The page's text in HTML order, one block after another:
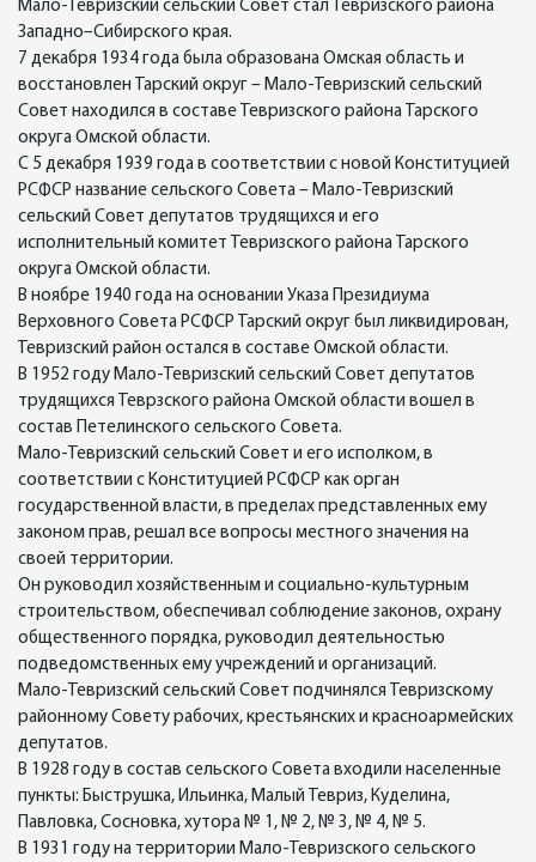
Мало-Тевризский сельский Совет стал Тевризского района
Западно–Сибирского края.
7 декабря 1934 года была образована Омская область и
восстановлен Тарский округ – Мало-Тевризский сельский
Совет находился в составе Тевризского района Тарского
округа Омской области.
С 5 декабря 1939 года в соответствии с новой Конституцией
РСФСР название сельского Совета – Мало-Тевризский
сельский Совет депутатов трудящихся и его
исполнительный комитет Тевризского района Тарского
округа Омской области.
В ноябре 1940 года на основании Указа Президиума
Верховного Совета РСФСР Тарский округ был ликвидирован,
Тевризский район остался в составе Омской области.
В 1952 году Мало-Тевризский сельский Совет депутатов
трудящихся Теврзского района Омской области вошел в
состав Петелинского сельского Совета.
Мало-Тевризский сельский Совет и его исполком, в
соответствии с Конституцией РСФСР как орган
государственной власти, в пределах представленных ему
законом прав, решал все вопросы местного значения на
своей территории.
Он руководил хозяйственным и социально-культурным
строительством, обеспечивал соблюдение законов, охрану
общественного порядка, руководил деятельностью
подведомственных ему учреждений и организаций.
Мало-Тевризский сельский Совет подчинялся Тевризскому
районному Совету рабочих, крестьянских и красноармейских
депутатов.
В 1928 году в состав сельского Совета входили населенные
пункты: Быструшка, Ильинка, Малый Тевриз, Куделина,
Павловка, Сосновка, хутора № 1, № 2, № 3, № 4, № 5.
В 1931 году на территории Мало-Тевризского сельского